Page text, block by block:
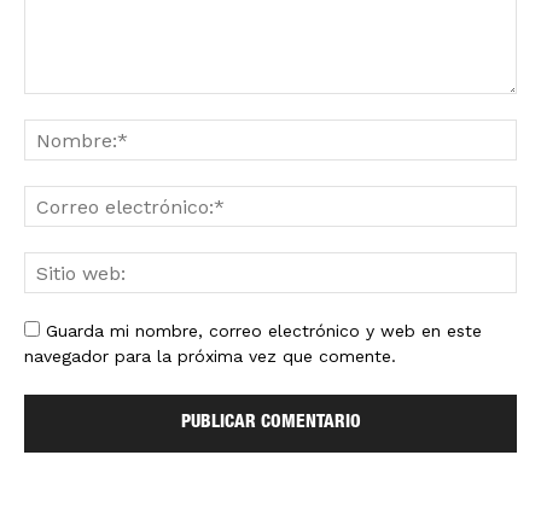
Guarda mi nombre, correo electrónico y web en este
navegador para la próxima vez que comente.